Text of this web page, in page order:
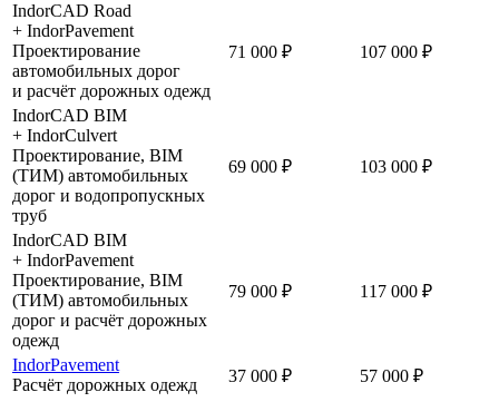
IndorCAD Road
+ IndorPavement
Проектирование
автомобильных дорог
и расчёт дорожных одежд
71 000 ₽ 107 000 ₽
IndorCAD BIM
+ IndorCulvert
Проектирование, BIM
(ТИМ) автомобильных
дорог и водопропускных
труб
69 000 ₽ 103 000 ₽
IndorCAD BIM
+ IndorPavement
Проектирование, BIM
(ТИМ) автомобильных
дорог и расчёт дорожных
одежд
79 000 ₽ 117 000 ₽
IndorPavement
Расчёт дорожных одежд
37 000 ₽
57 000 ₽